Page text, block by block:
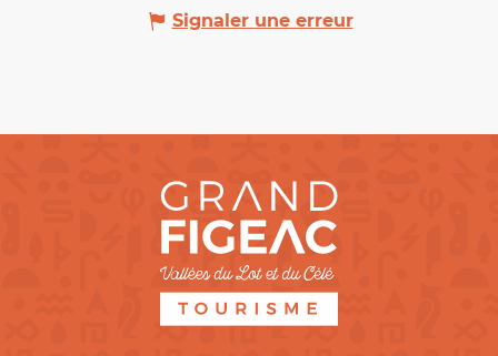
Signaler une erreur